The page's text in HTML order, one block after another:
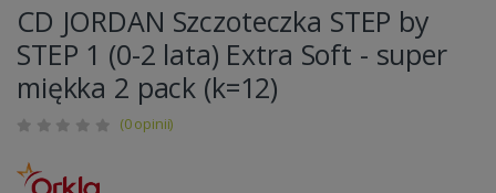
CD JORDAN Szczoteczka STEP by
STEP 1 (0-2 lata) Extra Soft - super
miękka 2 pack (k=12)
(0 opinii)